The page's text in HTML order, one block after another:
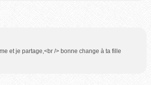
et je partage,<br /> bonne change à ta fille